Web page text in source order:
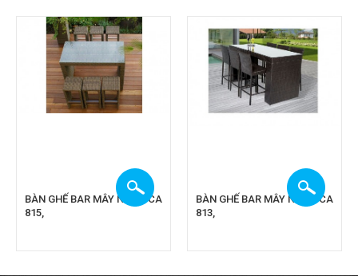
BÀN GHẾ BAR MÂY NHỰA CA
815,
BÀN GHẾ BAR MÂY NHỰA CA
813,